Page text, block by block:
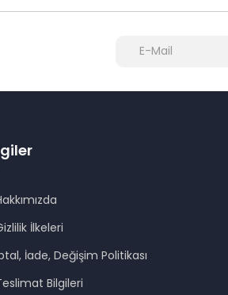
İlkeleri
İade, Değişim Politikası
Bilgileri